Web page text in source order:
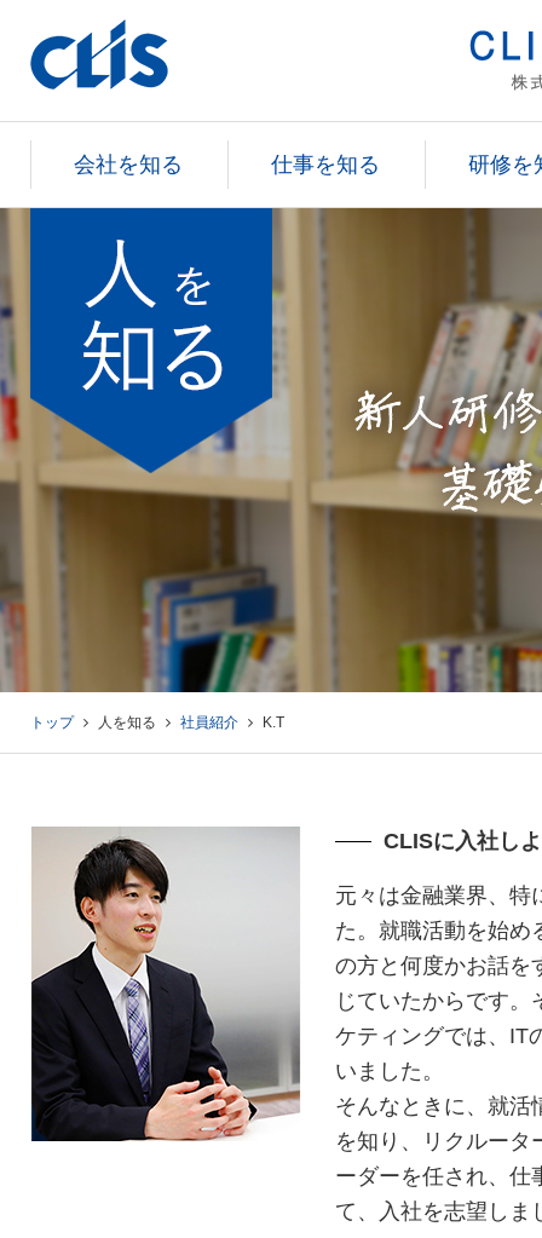
会社を知る 仕事を知る 研修を
トップ 人を知る 社員紹介 K.T
CLISに入社し
元々は金融業界、特
た。就職活動を始め
の方と何度かお話を
じていたからです
ケティングでは、IT
いました。
そんなときに、就活
を知り、リクルータ
ーダーを任され、仕
て、入社を志望しま